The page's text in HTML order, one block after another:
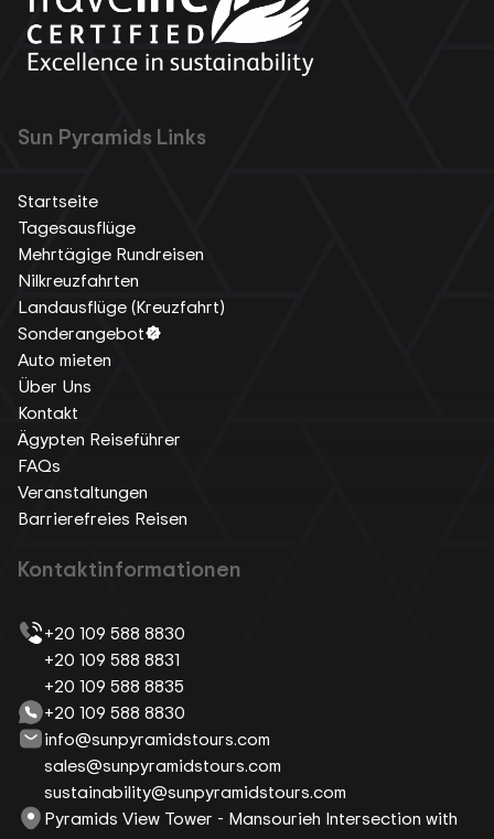
Sun Pyramids Links
Startseite
Tagesausflüge
Mehrtägige Rundreisen
Nilkreuzfahrten
Landausflüge (Kreuzfahrt)
Sonderangebot
Auto mieten
Über Uns
Kontakt
Ägypten Reiseführer
FAQs
Veranstaltungen
Barrierefreies Reisen
Kontaktinformationen
+20 109 588 8830
+20 109 588 8831
+20 109 588 8835
+20 109 588 8830
info@sunpyramidstours.com
sales@sunpyramidstours.com
sustainability@sunpyramidstours.com
Pyramids View Tower - Mansourieh Intersection with